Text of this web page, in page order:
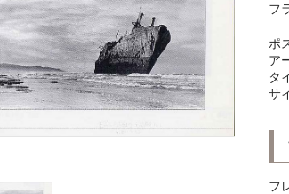
フ
ポ
ア
タ
サ
フ